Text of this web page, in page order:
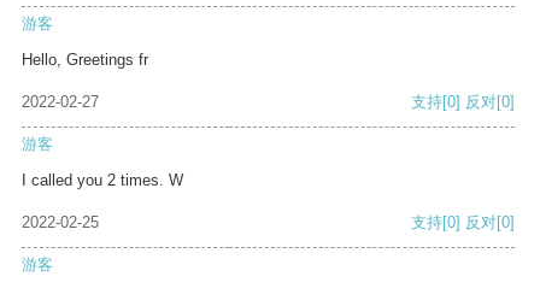
游客
Hello, Greetings fr
2022-02-27 支持[0] 反对[0]
游客
I called you 2 times. W
2022-02-25 支持[0] 反对[0]
游客